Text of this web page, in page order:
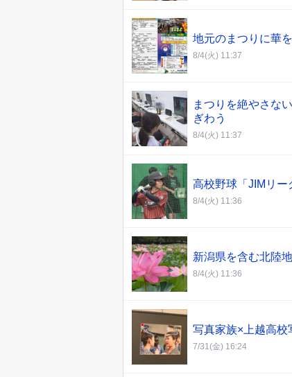
地元のまつりに華
8/4(火) 11:37
まつりを絶やさな
ぎわう
8/4(火) 11:37
高校野球「JIMリー
8/4(火) 11:36
新潟県を含む北陸
8/4(火) 11:36
写真家族×上越高校
7/31(金) 16:24